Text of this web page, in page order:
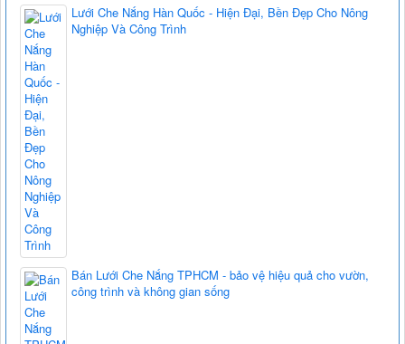
Lưới Che Nắng Hàn Quốc - Hiện Đại, Bền Đẹp Cho Nông
Nghiệp Và Công Trình
Bán Lưới Che Nắng TPHCM - bảo vệ hiệu quả cho vườn,
công trình và không gian sống